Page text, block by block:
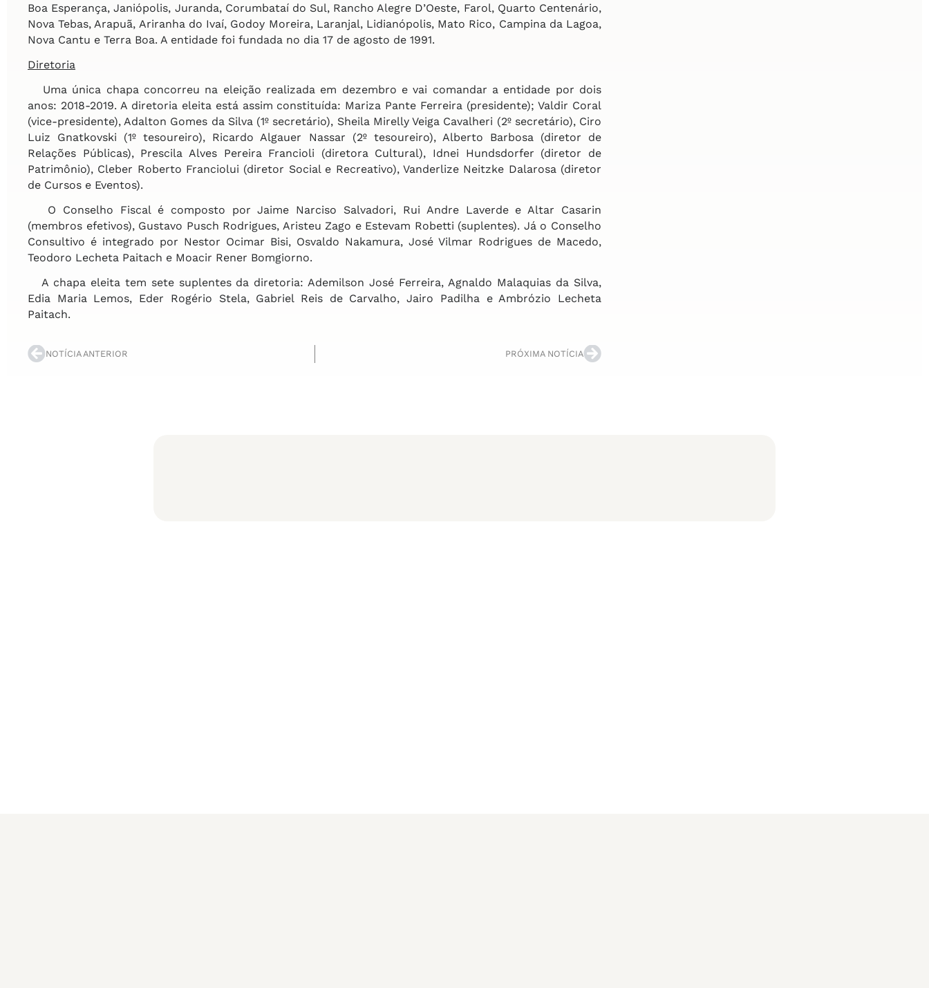
Boa Esperança, Janiópolis, Juranda, Corumbataí do Sul, Rancho Alegre D’Oeste, Farol, Quarto Centenário,
Nova Tebas, Arapuã, Ariranha do Ivaí, Godoy Moreira, Laranjal, Lidianópolis, Mato Rico, Campina da Lagoa,
Nova Cantu e Terra Boa. A entidade foi fundada no dia 17 de agosto de 1991.
Diretoria
Uma única chapa concorreu na eleição realizada em dezembro e vai comandar a entidade por dois
anos: 2018-2019. A diretoria eleita está assim constituída: Mariza Pante Ferreira (presidente); Valdir Coral
(vice-presidente), Adalton Gomes da Silva (1º secretário), Sheila Mirelly Veiga Cavalheri (2º secretário), Ciro
Luiz Gnatkovski (1º tesoureiro), Ricardo Algauer Nassar (2º tesoureiro), Alberto Barbosa (diretor de
Relações Públicas), Prescila Alves Pereira Francioli (diretora Cultural), Idnei Hundsdorfer (diretor de
Patrimônio), Cleber Roberto Franciolui (diretor Social e Recreativo), Vanderlize Neitzke Dalarosa (diretor
de Cursos e Eventos).
O Conselho Fiscal é composto por Jaime Narciso Salvadori, Rui Andre Laverde e Altar Casarin
(membros efetivos), Gustavo Pusch Rodrigues, Aristeu Zago e Estevam Robetti (suplentes). Já o Conselho
Consultivo é integrado por Nestor Ocimar Bisi, Osvaldo Nakamura, José Vilmar Rodrigues de Macedo,
Teodoro Lecheta Paitach e Moacir Rener Bomgiorno.
A chapa eleita tem sete suplentes da diretoria: Ademilson José Ferreira, Agnaldo Malaquias da Silva,
Edia Maria Lemos, Eder Rogério Stela, Gabriel Reis de Carvalho, Jairo Padilha e Ambrózio Lecheta
Paitach.
NOTÍCIA ANTERIOR PRÓXIMA NOTÍCIA